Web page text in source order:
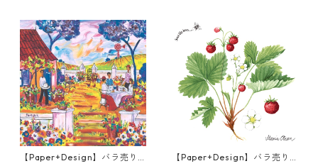
【Paper+Design】バラ売り2
【Paper+Design】バラ売り2